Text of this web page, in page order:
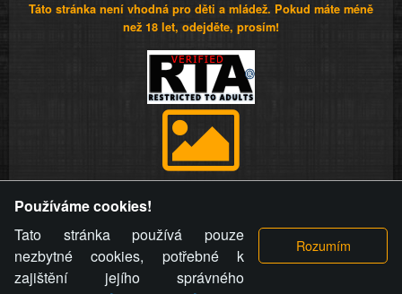
Táto stránka není vhodná pro děti a mládež. Pokud máte méně
než 18 let, odejděte, prosím!
videa a komentáře. Osoba, které se toto opatření provozovatele
stránky týče, ani osoba, která umístila fotografii nebo video na
stránku, nemůže z důvodu odstranění fotografie, videa nebo
komentáře pro výše uvedenou okolnost uplatnit vůči
provozovateli stránky žádný nárok na náhradu škody nebo
Používáme cookies!
Tato stránka používá pouze
nezbytné cookies, potřebné k
zajištění jejího správného